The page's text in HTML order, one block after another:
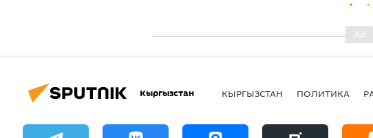
Кыргызстан КЫРГЫЗСТАН ПОЛИТИКА